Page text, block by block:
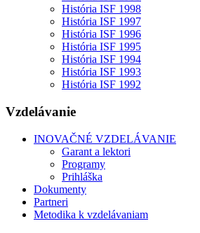
História ISF 1998
História ISF 1997
História ISF 1996
História ISF 1995
História ISF 1994
História ISF 1993
História ISF 1992
Vzdelávanie
INOVAČNÉ VZDELÁVANIE
Garant a lektori
Programy
Prihláška
Dokumenty
Partneri
Metodika k vzdelávaniam